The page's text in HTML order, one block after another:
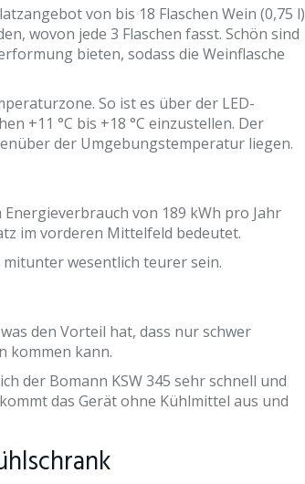
von bis 18 Flaschen Wein (0,75 l)
wovon jede 3 Flaschen fasst. Schön sind
bieten, sodass die Weinflasche
So ist es über der LED-
+11 °C bis +18 °C einzustellen. Der
der Umgebungstemperatur liegen.
von 189 kWh pro Jahr
im vorderen Mittelfeld bedeutet.
wesentlich teurer sein.
den Vorteil hat, dass nur schwer
kommen kann.
der Bomann KSW 345 sehr schnell und
das Gerät ohne Kühlmittel aus und